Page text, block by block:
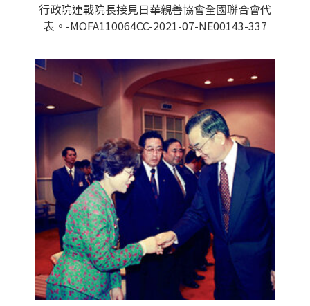
行政院連戰院長接見日華親善協會全國聯合會代
表。-MOFA110064CC-2021-07-NE00143-337